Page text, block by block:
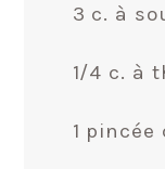
3 c. à
1/4 c. à
1 pincée